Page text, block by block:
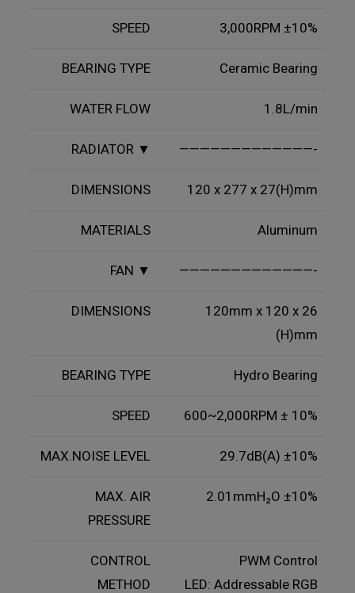
SPEED 3,000RPM ±10%
BEARING TYPE Ceramic Bearing
WATER FLOW 1.8L/min
RADIATOR ▼ —————————————-
DIMENSIONS 120 x 277 x 27(H)mm
MATERIALS Aluminum
FAN ▼ —————————————-
DIMENSIONS
120mm x 120 x 26
(H)mm
BEARING TYPE Hydro Bearing
SPEED 600~2,000RPM ± 10%
MAX.NOISE LEVEL 29.7dB(A) ±10%
MAX. AIR
PRESSURE
2.01mmH₂O ±10%
CONTROL
METHOD
PWM Control
LED: Addressable RGB